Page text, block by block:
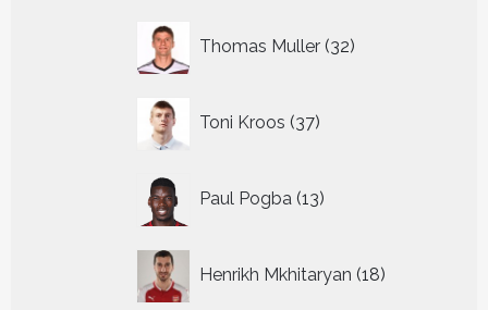
Thomas Muller 32
producten
Toni Kroos 37
producten
Paul Pogba 13
producten
Henrikh Mkhitaryan 18
producten